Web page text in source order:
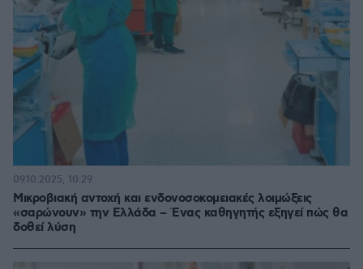
Μικροβιακή αντοχή και ενδονοσοκομειακές λοιμώξεις
«σαρώνουν» την Ελλάδα – Ένας καθηγητής εξηγεί πώς θα
δοθεί λύση
09.10.2025, 10:29